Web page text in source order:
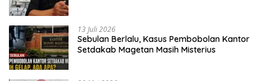
13 Juli 2026
Sebulan Berlalu, Kasus Pembobolan Kantor
Setdakab Magetan Masih Misterius